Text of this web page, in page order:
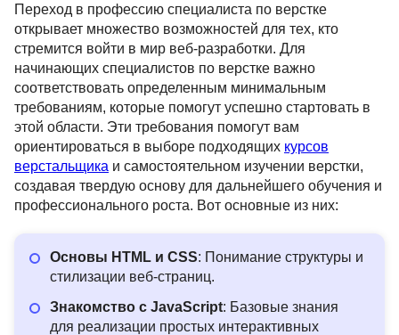
Переход в профессию специалиста по верстке
открывает множество возможностей для тех, кто
стремится войти в мир веб-разработки. Для
начинающих специалистов по верстке важно
соответствовать определенным минимальным
требованиям, которые помогут успешно стартовать в
этой области. Эти требования помогут вам
ориентироваться в выборе подходящих курсов
верстальщика и самостоятельном изучении верстки,
создавая твердую основу для дальнейшего обучения и
профессионального роста. Вот основные из них:
Основы HTML и CSS: Понимание структуры и
стилизации веб-страниц.
Знакомство с JavaScript: Базовые знания
для реализации простых интерактивных